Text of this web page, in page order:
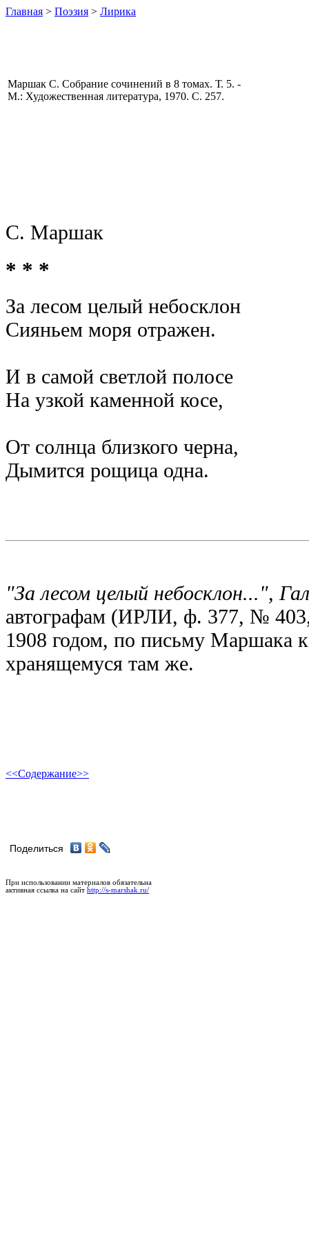
Главная > Поэзия > Лирика
Маршак С. Собрание сочинений в 8 томах. Т. 5. -
М.: Художественная литература, 1970. С. 257.
С. Маршак
* * *
За лесом целый небосклон
Сияньем моря отражен.
И в самой светлой полосе
На узкой каменной косе,
От солнца близкого черна,
Дымится рощица одна.
"За лесом целый небосклон...",
автографам (ИРЛИ, ф. 377, №
1908 годом, по письму Маршака
хранящемуся там же.
<<Содержание>>
Поделиться
При использовании материалов обязательна
активная ссылка на сайт http://s-marshak.ru/